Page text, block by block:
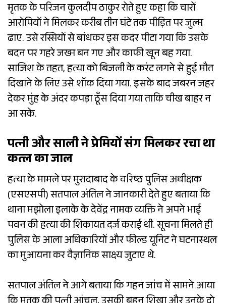
मृतक के परिजन कुलदीप ठाकुर रोते हुए कहा कि चारों
आरोपियों ने मिलकर करीब तीन घंटे तक पीड़ित पर जुल्म
ढाए. उसे रस्सियों से बांधकर इस कदर पीटा गया कि उसके
बदन पर गहरे जख्म बन गए और काफी खून बह गया.
साजिश के तहत, हत्या को बिजली के करंट लगने से हुई मौत
दिखाने के लिए उसे शॉक दिया गया. इसके बाद जबरन जहर
देकर मुंह के अंदर कपड़ा ठूँस दिया गया ताकि चीख बाहर न
आ सके.
पत्नी और साली ने प्रेमियों संग मिलकर रचा था
कत्ल का जाल
हत्या के मामले पर मुरादाबाद के वरिष्ठ पुलिस अधीक्षक
(एसएसपी) सतपाल अंतिल ने जानकारी देते हुए बताया कि
थाना मझोला इलाके के देवेंद्र नामक व्यक्ति ने अपने भाई
पवन की हत्या की शिकायत दर्ज कराई थी. सूचना मिलते ही
पुलिस के आला अधिकारियों और फील्ड यूनिट ने घटनास्थल
का मुआयना कर वैज्ञानिक साक्ष्य जुटाए थे.
सतपाल अंतिल ने आगे बताया कि गहन जांच में सामने आया